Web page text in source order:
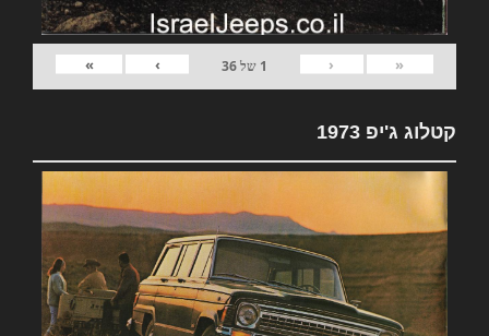
«
‹
1 של36
›
»
קטלוג ג'יפ 1973